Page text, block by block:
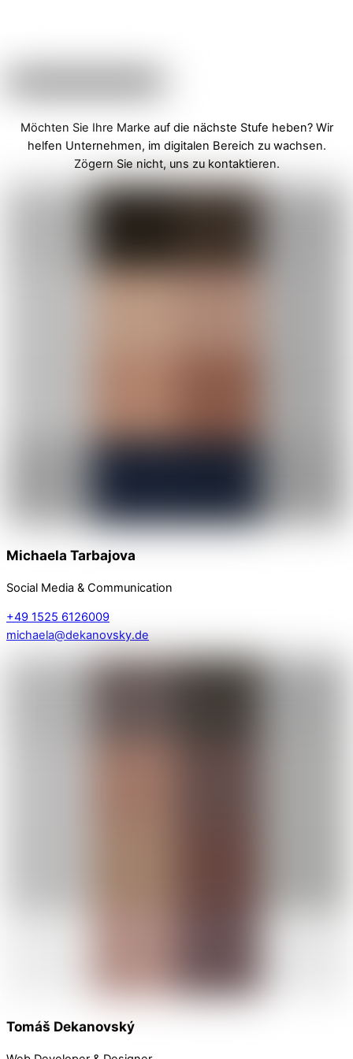
Möchten Sie Ihre Marke auf die nächste Stufe heben? Wir
helfen Unternehmen, im digitalen Bereich zu wachsen.
Zögern Sie nicht, uns zu kontaktieren.
Michaela Tarbajova
Social Media & Communication
+49 1525 6126009
michaela@dekanovsky.de
Tomáš Dekanovský